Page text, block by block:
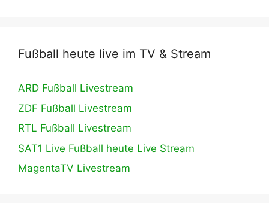
Fußball heute live im TV & Stream
ARD Fußball Livestream
ZDF Fußball Livestream
RTL Fußball Livestream
SAT1 Live Fußball heute Live Stream
MagentaTV Livestream